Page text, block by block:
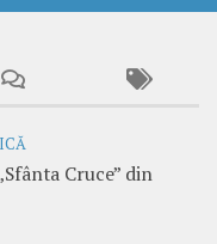
Cruce” din